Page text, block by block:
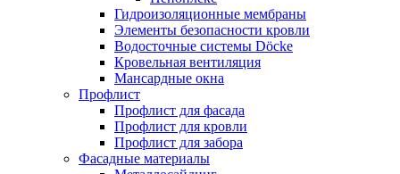
Гидроизоляционные мембраны
Элементы безопасности кровли
Водосточные системы Döcke
Кровельная вентиляция
Мансардные окна
Профлист
Профлист для фасада
Профлист для кровли
Профлист для забора
Фасадные материалы